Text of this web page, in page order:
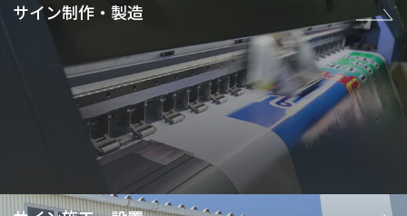
サイン制作・製造